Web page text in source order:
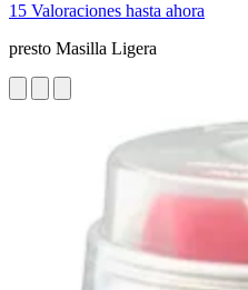
15 Valoraciones hasta ahora
presto Masilla Ligera